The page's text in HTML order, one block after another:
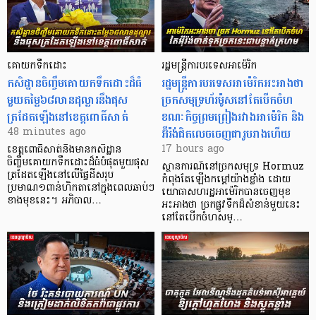
គោយកទឹកដោះ
កសិដ្ឋានចិញ្ចឹមគោយកទឹកដោះដ៏ធំ
មួយតម្លៃ៦៨លានដុល្លារនឹងផុស
ត្រដែតឡើងនៅខេត្តពោធិ៍សាត់
48 minutes ago
ខេត្តពោធិ៍សាត់នឹងមានកសិដ្ឋាន
ចិញ្ចឹមគោយកទឹកដោះដ៏ធំបំផុតមួយផុស
ត្រដែតឡើងនៅលើផ្ទៃដីសរុប
ប្រមាណ១ពាន់ហិកតានៅក្នុងពេលឆាប់ៗ
ខាងមុខនេះ។ អភិបាល…
រដ្ឋមន្ត្រីការបរទេសអាម៉េរិក
រដ្ឋមន្ត្រីការបរទេសអាម៉េរិកអះអាងថា
ច្រកសមុទ្រហ័រម៉ូសនៅតែបើកចំហ
ខណៈកិច្ចព្រមព្រៀងរវាងអាម៉េរិក និង
អ៊ីរ៉ង់ជិតលេចចេញជារូបរាងហើយ
17 hours ago
ស្ថានការណ៍នៅច្រកសមុទ្រ Hormuz
កំពុងតែឡើងកម្ដៅយ៉ាងខ្លាំង ដោយ
យោធាសហរដ្ឋអាម៉េរិកបានចេញមុខ
អះអាងថា ច្រកផ្លូវទឹកដ៏សំខាន់មួយនេះ
នៅតែបើកចំហសម្…